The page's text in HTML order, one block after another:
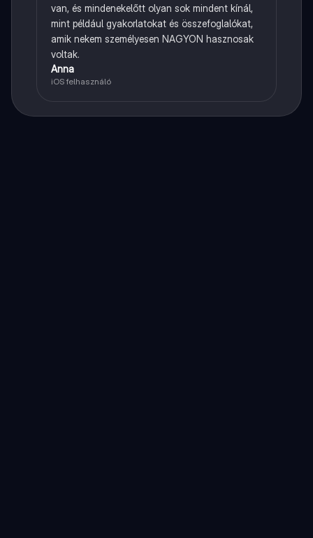
van, és mindenekelőtt olyan sok mindent kínál,
mint például gyakorlatokat és összefoglalókat,
amik nekem személyesen NAGYON hasznosak
voltak.
Anna
iOS felhasználó